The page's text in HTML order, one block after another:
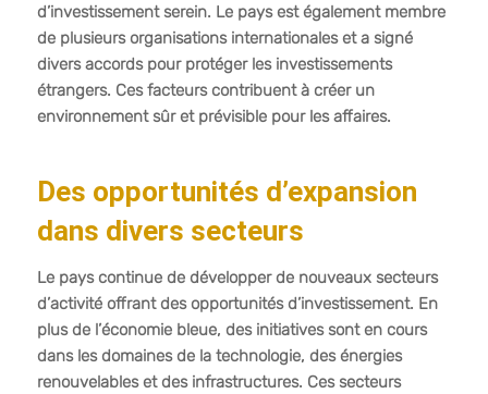
d’investissement serein. Le pays est également membre
de plusieurs organisations internationales et a signé
divers accords pour protéger les investissements
étrangers. Ces facteurs contribuent à créer un
environnement sûr et prévisible pour les affaires.
Des opportunités d’expansion
dans divers secteurs
Le pays continue de développer de nouveaux secteurs
d’activité offrant des opportunités d’investissement. En
plus de l’économie bleue, des initiatives sont en cours
dans les domaines de la technologie, des énergies
renouvelables et des infrastructures. Ces secteurs